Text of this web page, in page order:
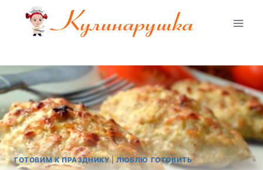
Перейти
содержимому
ГОТОВИМ К ПРАЗДНИКУ|ЛЮБЛЮ ГОТОВИТЬ